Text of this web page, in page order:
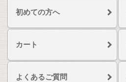
初めての方へ
カート
よくあるご質問